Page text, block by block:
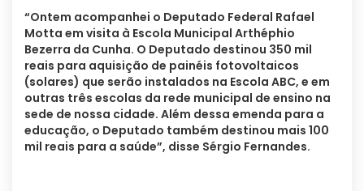
“Ontem acompanhei o Deputado Federal Rafael
Motta em visita à Escola Municipal Arthéphio
Bezerra da Cunha. O Deputado destinou 350 mil
reais para aquisição de painéis fotovoltaicos
(solares) que serão instalados na Escola ABC, e em
outras três escolas da rede municipal de ensino na
sede de nossa cidade. Além dessa emenda para a
educação, o Deputado também destinou mais 100
mil reais para a saúde”, disse Sérgio Fernandes.